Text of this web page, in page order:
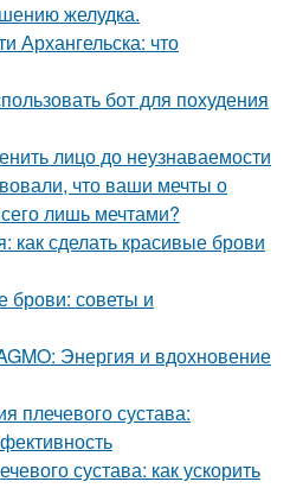
желудка.
Архангельска: что
бот для похудения
лицо до неузнаваемости
что ваши мечты о
лишь мечтами?
как сделать красивые брови
брови: советы и
Энергия и вдохновение
плечевого сустава:
сустава: как ускорить